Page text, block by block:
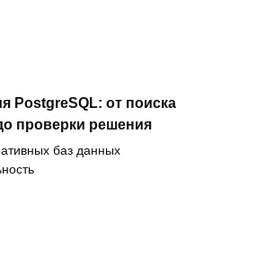
PostgreSQL: от поиска
проверки решения
баз данных